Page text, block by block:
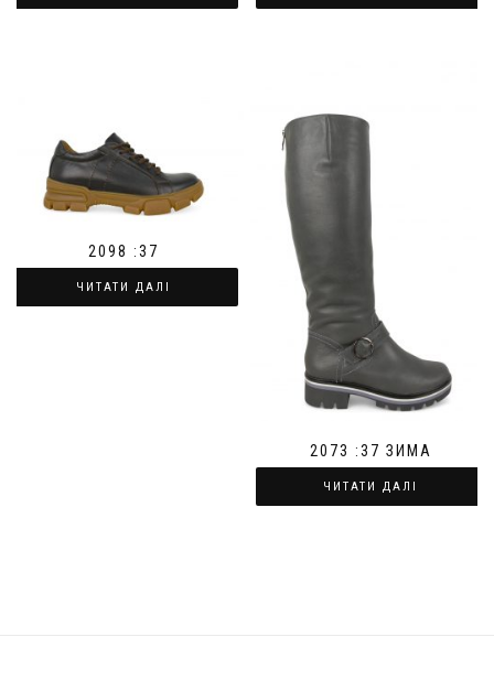
2098 :37
ЧИТАТИ ДАЛІ
2073 :37 ЗИМА
ЧИТАТИ ДАЛІ